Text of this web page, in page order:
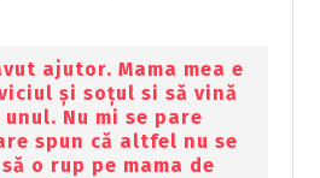
ajutor. Mama mea e
și soțul si să vină
Nu mi se pare
spun că altfel nu se
o rup pe mama de